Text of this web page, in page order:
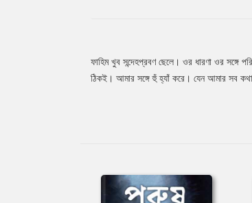
Tab
ফাহিম খুব সন্দেহপ্রবণ ছেলে। ওর ধারণা ওর
ঠিকই। আমার সঙ্গে হুঁ হ্যাঁ করে। যেন আমার সব